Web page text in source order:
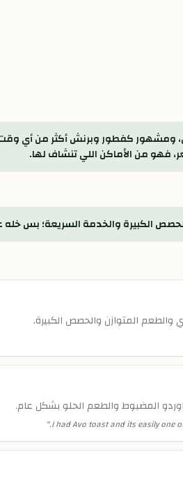
ومشهور كفطور وبرنش أكثر من أي
فهو من الأماكن اللي تنشاف لها.
الكبيرة والخدمة السريعة؛ بس خله
المتوازن والحصص الكبيرة.
المضبوط والطعم الحلو بشكل عام.
I had Avo toast and its easily one
"